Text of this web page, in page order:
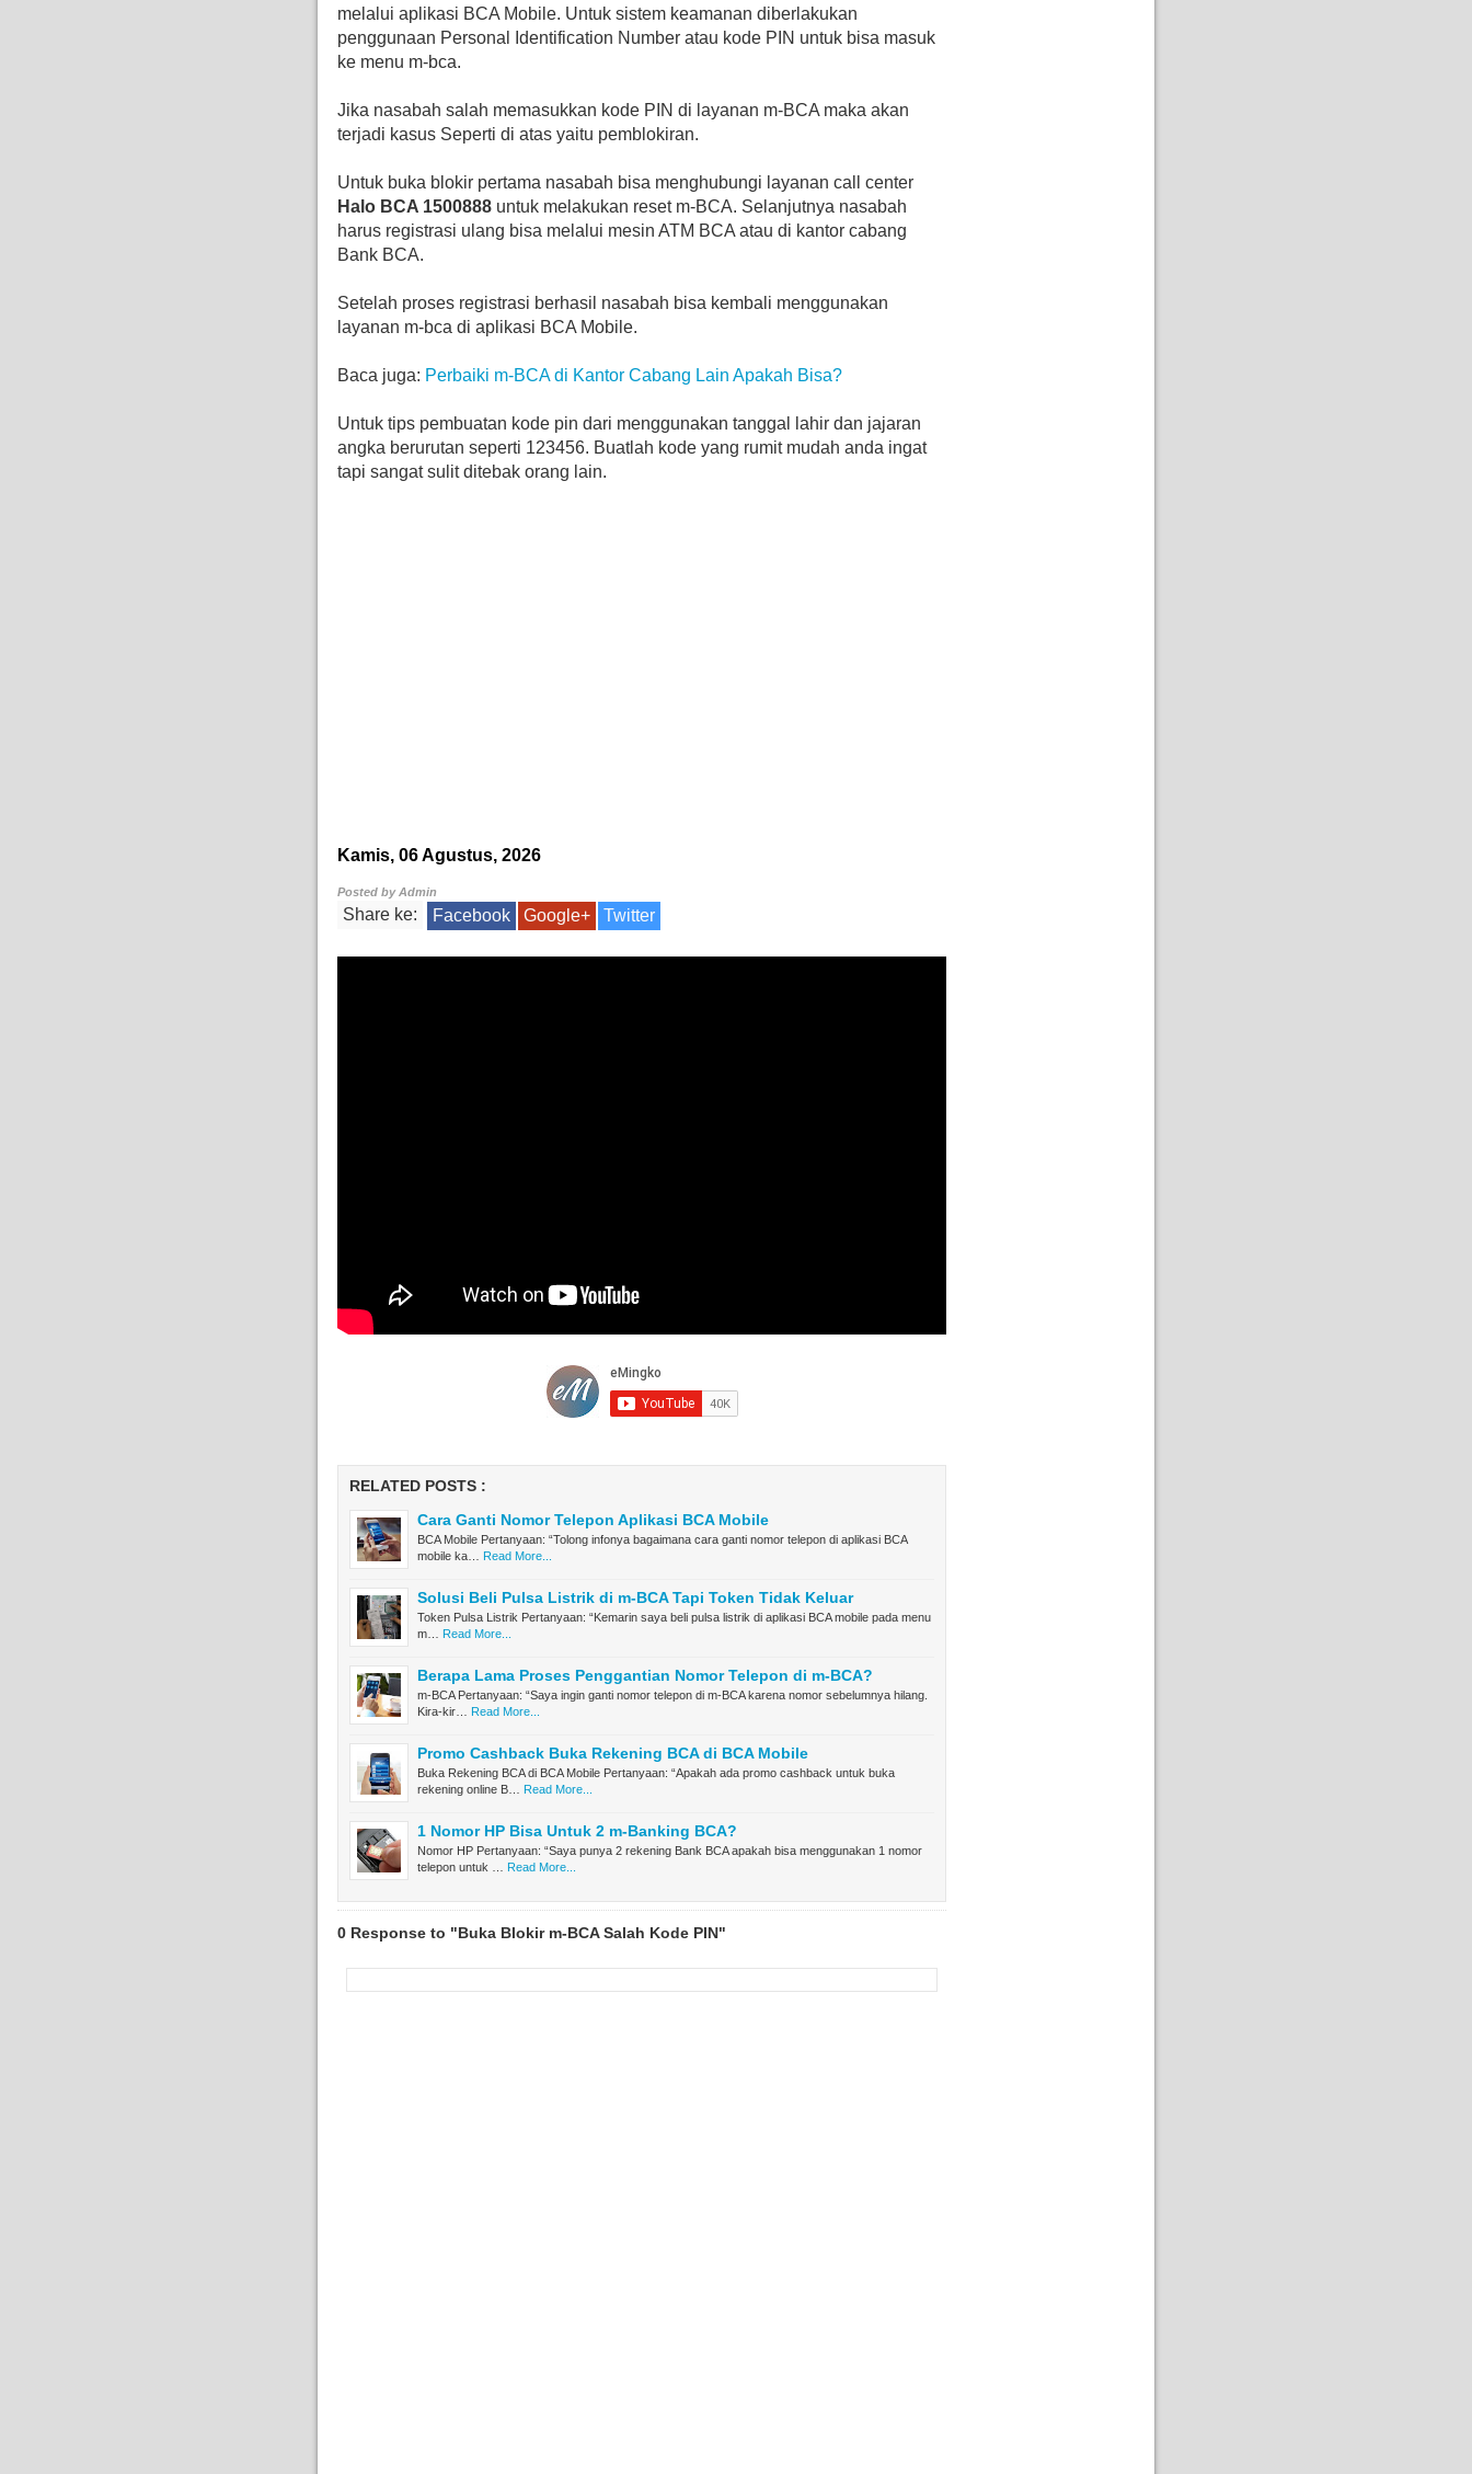
melalui aplikasi BCA Mobile. Untuk sistem keamanan diberlakukan
penggunaan Personal Identification Number atau kode PIN untuk bisa masuk
ke menu m-bca.
Jika nasabah salah memasukkan kode PIN di layanan m-BCA maka akan
terjadi kasus Seperti di atas yaitu pemblokiran.
Untuk buka blokir pertama nasabah bisa menghubungi layanan call center
Halo BCA 1500888 untuk melakukan reset m-BCA. Selanjutnya nasabah
harus registrasi ulang bisa melalui mesin ATM BCA atau di kantor cabang
Bank BCA.
Setelah proses registrasi berhasil nasabah bisa kembali menggunakan
layanan m-bca di aplikasi BCA Mobile.
Baca juga: Perbaiki m-BCA di Kantor Cabang Lain Apakah Bisa?
Untuk tips pembuatan kode pin dari menggunakan tanggal lahir dan jajaran
angka berurutan seperti 123456. Buatlah kode yang rumit mudah anda ingat
tapi sangat sulit ditebak orang lain.
Kamis, 06 Agustus, 2026
Posted byAdmin
Share ke: Facebook Google+ Twitter
RELATED POSTS :
Cara Ganti Nomor Telepon Aplikasi BCA Mobile
BCA Mobile Pertanyaan: “Tolong infonya bagaimana cara ganti nomor telepon di aplikasi BCA
mobile ka…
Read More...
Solusi Beli Pulsa Listrik di m-BCA Tapi Token Tidak Keluar
Token Pulsa Listrik Pertanyaan: “Kemarin saya beli pulsa listrik di aplikasi BCA mobile pada menu
m…
Read More...
Berapa Lama Proses Penggantian Nomor Telepon di m-BCA?
m-BCA Pertanyaan: “Saya ingin ganti nomor telepon di m-BCA karena nomor sebelumnya hilang.
Kira-kir…
Read More...
Promo Cashback Buka Rekening BCA di BCA Mobile
Buka Rekening BCA di BCA Mobile Pertanyaan: “Apakah ada promo cashback untuk buka
rekening online B…
Read More...
1 Nomor HP Bisa Untuk 2 m-Banking BCA?
Nomor HP Pertanyaan: “Saya punya 2 rekening Bank BCA apakah bisa menggunakan 1 nomor
telepon untuk …
Read More...
0 Response to "Buka Blokir m-BCA Salah Kode PIN"